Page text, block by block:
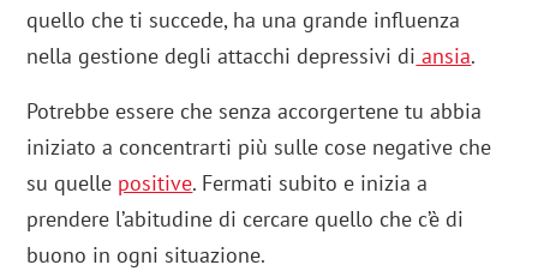
quello che ti succede, ha una grande influenza
nella gestione degli attacchi depressivi di ansia.
Potrebbe essere che senza accorgertene tu abbia
iniziato a concentrarti più sulle cose negative che
su quelle positive. Fermati subito e inizia a
prendere l’abitudine di cercare quello che c’è di
buono in ogni situazione.